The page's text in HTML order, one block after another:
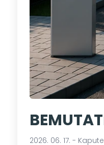
2026. 06. 17. -